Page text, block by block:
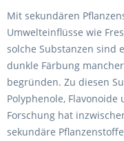
Mit sekundären
Umwelteinflüsse wie
solche Substanzen sind
dunkle Färbung
begründen. Zu diesen
Polyphenole,
Forschung hat
sekundäre